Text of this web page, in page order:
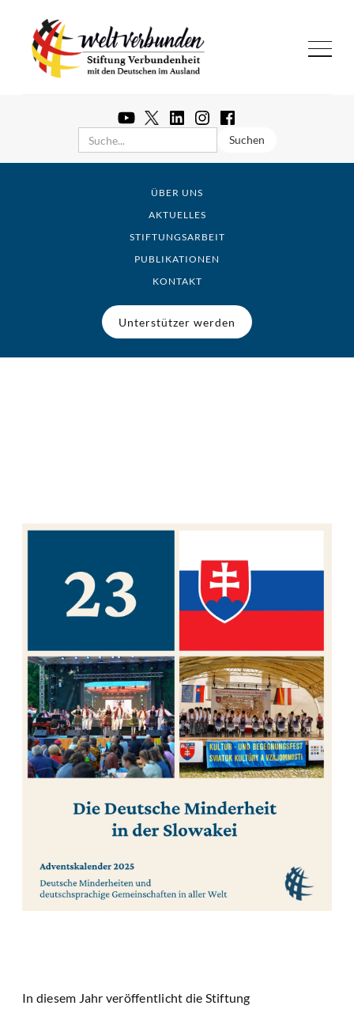
ÜBER UNS
AKTUELLES
STIFTUNGSARBEIT
PUBLIKATIONEN
KONTAKT
Unterstützer werden
In diesem Jahr veröffentlicht die Stiftung